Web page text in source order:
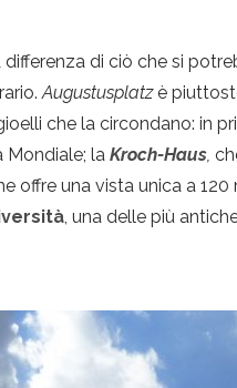
differenza di ciò che si
Augustusplatzè
che la circondano: in
Mondiale; la Kroch-Haus,
offre una vista unica a
, una delle più